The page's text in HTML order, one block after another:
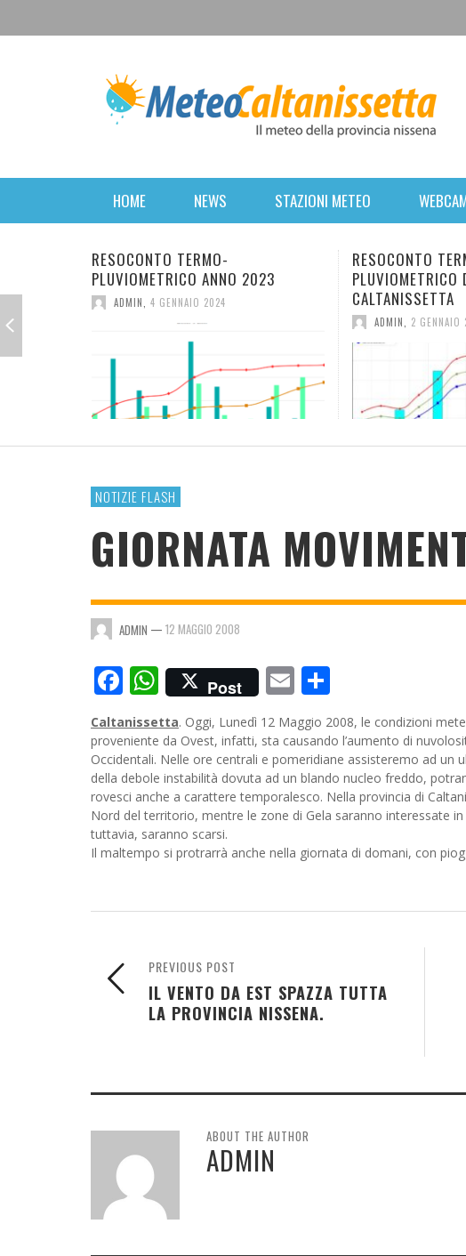
HOME NEWS
2023
STAZIONI METEO
TERMO-
ANNO 2023
RESOCONTO TERMO-
PLUVIOMETRICO DELL’ANNO 2022 A
CALTANISSETTA
2 GENNAIO 2023
NOTIZIE FLASH
GIORNATA
ADMIN — 12 MAGGIO 2008
Facebook
WhatsApp
Post Email
Caltanissetta. Oggi, Lunedì 12 Maggio 2008, le condizioni
proveniente da Ovest, infatti, sta causando l’aumento di
Occidentali. Nelle ore centrali e pomeridiane assisteremo ad un
della debole instabilità dovuta ad un blando nucleo freddo,
rovesci anche a carattere temporalesco. Nella provincia di
Nord del territorio, mentre le zone di Gela saranno interessate
tuttavia, saranno scarsi.
Il maltempo si protrarrà anche nella giornata di domani, con
PREVIOUS POST
IL VENTO DA EST SPAZZA TUTTA
LA PROVINCIA NISSENA.
ABOUT THE AUTHOR
ADMIN